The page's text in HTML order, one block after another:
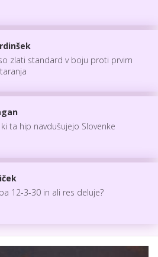
zlati standard v boju proti prvim
ki ta hip navdušujejo Slovenke
12-3-30 in ali res deluje?